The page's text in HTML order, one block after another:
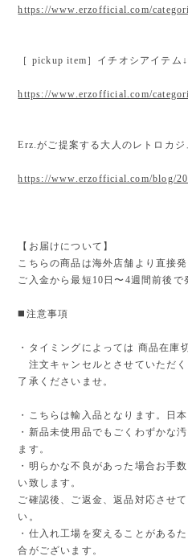
https://www.erzofficial.com/
［ pickup item］イチオシアイテム↓
https://www.erzofficial.com/
Erz.がご提案する大人のレトロカジ
https://www.erzofficial.com/blog/
【お届けについて】
こちらの商品は海外店舗より直接発
ご入金から最短10日〜4週間前後で
◼️注意事項
・タイミングによっては 商品在庫
注文キャンセルとさせていただ
了承くださいませ。
・こちらは輸入品となります。日
・新品未使用品でもごくわずかな
ます。
・明らかな不良があった場合お手
い致します。
ご確認後、ご返金、返品対応させ
い。
・仕入れ工場を変えることがある
合がございます。